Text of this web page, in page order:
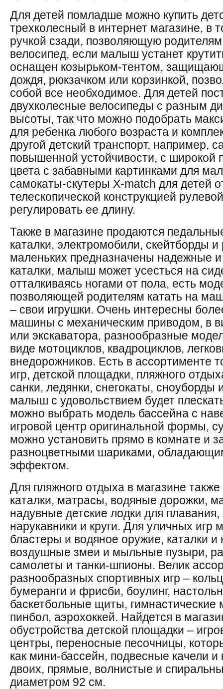
Для детей помладше можно купить
трехколесный в интернет магазине, в
ручкой сзади, позволяющую
велосипед, если малыш устанет
оснащен козырьком-тентом,
дождя, рюкзачком или корзинкой,
собой все необходимое. Для детей
двухколесные велосипеды с разным
высоты, так что можно подобрать
для ребенка любого возраста и
другой детский транспорт, например,
повышенной устойчивости, с широкой
цвета с забавными картинками для
самокаты-скутеры X-match для детей
телескопической конструкцией
регулировать ее длину.
Также в магазине продаются
каталки, электромобили, скейтборды
маленьких предназначены надежные
каталки, малыш может усесться на
отталкиваясь ногами от пола, есть
позволяющей родителям катать на
– свои игрушки. Очень интересны
машины с механическим приводом, в
или экскаватора, разнообразные
виде мотоциклов, квадроциклов,
внедорожников. Есть в ассортименте
игр, детской площадки, пляжного
санки, ледянки, снегокаты, сноуборды
малыш с удовольствием будет
можно выбрать модель бассейна с
игровой центр оригинальной формы,
можно установить прямо в комнате и
разноцветными шариками,
эффектом.
Для пляжного отдыха в магазине
каталки, матрасы, водяные дорожки,
надувные детские лодки для
нарукавники и круги. Для уличных игр
бластеры и водяное оружие, каталки и
воздушные змеи и мыльные пузыри,
самолеты и танки-шпионы. Велик
разнообразных спортивных игр –
бумеранги и фрисби, боулинг,
баскетбольные щиты, гимнастические
пинбол, аэрохоккей. Найдется в
обустройства детской площадки –
центры, переносные песочницы,
как мини-бассейн, подвесные качели и
двоих, прямые, волнистые и
диаметром 92 см.